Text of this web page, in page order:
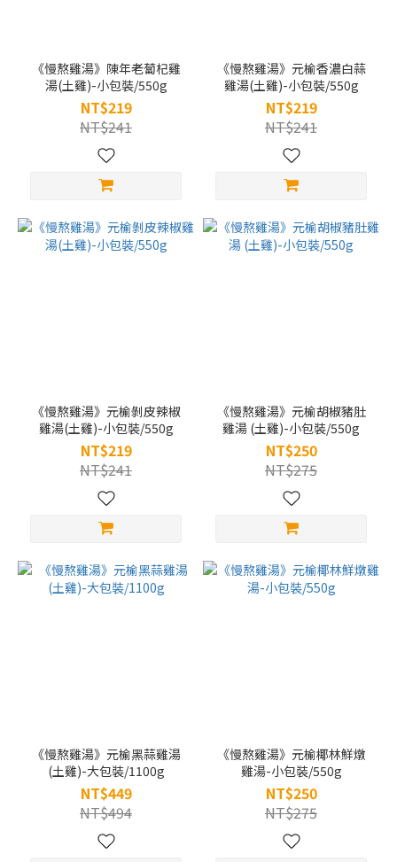
《慢熬雞湯》陳年老蔔杞雞
湯(土雞)-小包裝/550g
NT$219
NT$241
《慢熬雞湯》元榆香濃白蒜
雞湯(土雞)-小包裝/550g
NT$219
NT$241
《慢熬雞湯》元榆剝皮辣椒
雞湯(土雞)-小包裝/550g
NT$219
NT$241
《慢熬雞湯》元榆胡椒豬肚
雞湯 (土雞)-小包裝/550g
NT$250
NT$275
《慢熬雞湯》元榆黑蒜雞湯
(土雞)-大包裝/1100g
NT$449
NT$494
《慢熬雞湯》元榆椰林鮮燉
雞湯-小包裝/550g
NT$250
NT$275